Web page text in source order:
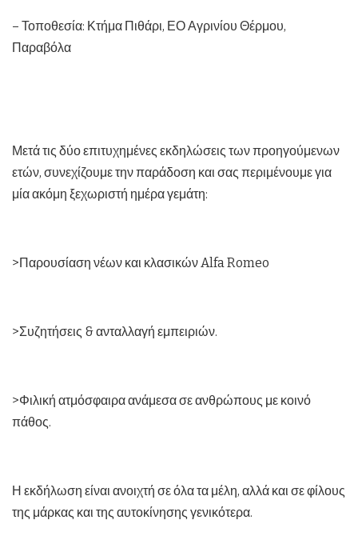
– Τοποθεσία: Κτήμα Πιθάρι, ΕΟ Αγρινίου Θέρμου,
Παραβόλα
Μετά τις δύο επιτυχημένες εκδηλώσεις των προηγούμενων
ετών, συνεχίζουμε την παράδοση και σας περιμένουμε για
μία ακόμη ξεχωριστή ημέρα γεμάτη:
>Παρουσίαση νέων και κλασικών Alfa Romeo
>Συζητήσεις & ανταλλαγή εμπειριών.
>Φιλική ατμόσφαιρα ανάμεσα σε ανθρώπους με κοινό
πάθος.
Η εκδήλωση είναι ανοιχτή σε όλα τα μέλη, αλλά και σε φίλους
της μάρκας και της αυτοκίνησης γενικότερα.